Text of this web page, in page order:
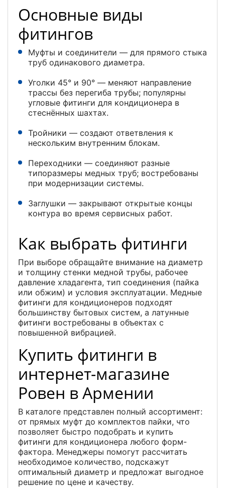
Основные виды
фитингов
Муфты и соединители — для прямого стыка
труб одинакового диаметра.
Уголки 45° и 90° — меняют направление
трассы без перегиба трубы; популярны
угловые фитинги для кондиционера в
стеснённых шахтах.
Тройники — создают ответвления к
нескольким внутренним блокам.
Переходники — соединяют разные
типоразмеры медных труб; востребованы
при модернизации системы.
Заглушки — закрывают открытые концы
контура во время сервисных работ.
Как выбрать фитинги
При выборе обращайте внимание на диаметр
и толщину стенки медной трубы, рабочее
давление хладагента, тип соединения (пайка
или обжим) и условия эксплуатации. Медные
фитинги для кондиционеров подходят
большинству бытовых систем, а латунные
фитинги востребованы в объектах с
повышенной вибрацией.
Купить фитинги в
интернет-магазине
Ровен в Армении
В каталоге представлен полный ассортимент:
от прямых муфт до комплектов пайки, что
позволяет быстро подобрать и купить
фитинги для кондиционера любого форм-
фактора. Менеджеры помогут рассчитать
необходимое количество, подскажут
оптимальный диаметр и предложат выгодное
решение по цене и качеству.